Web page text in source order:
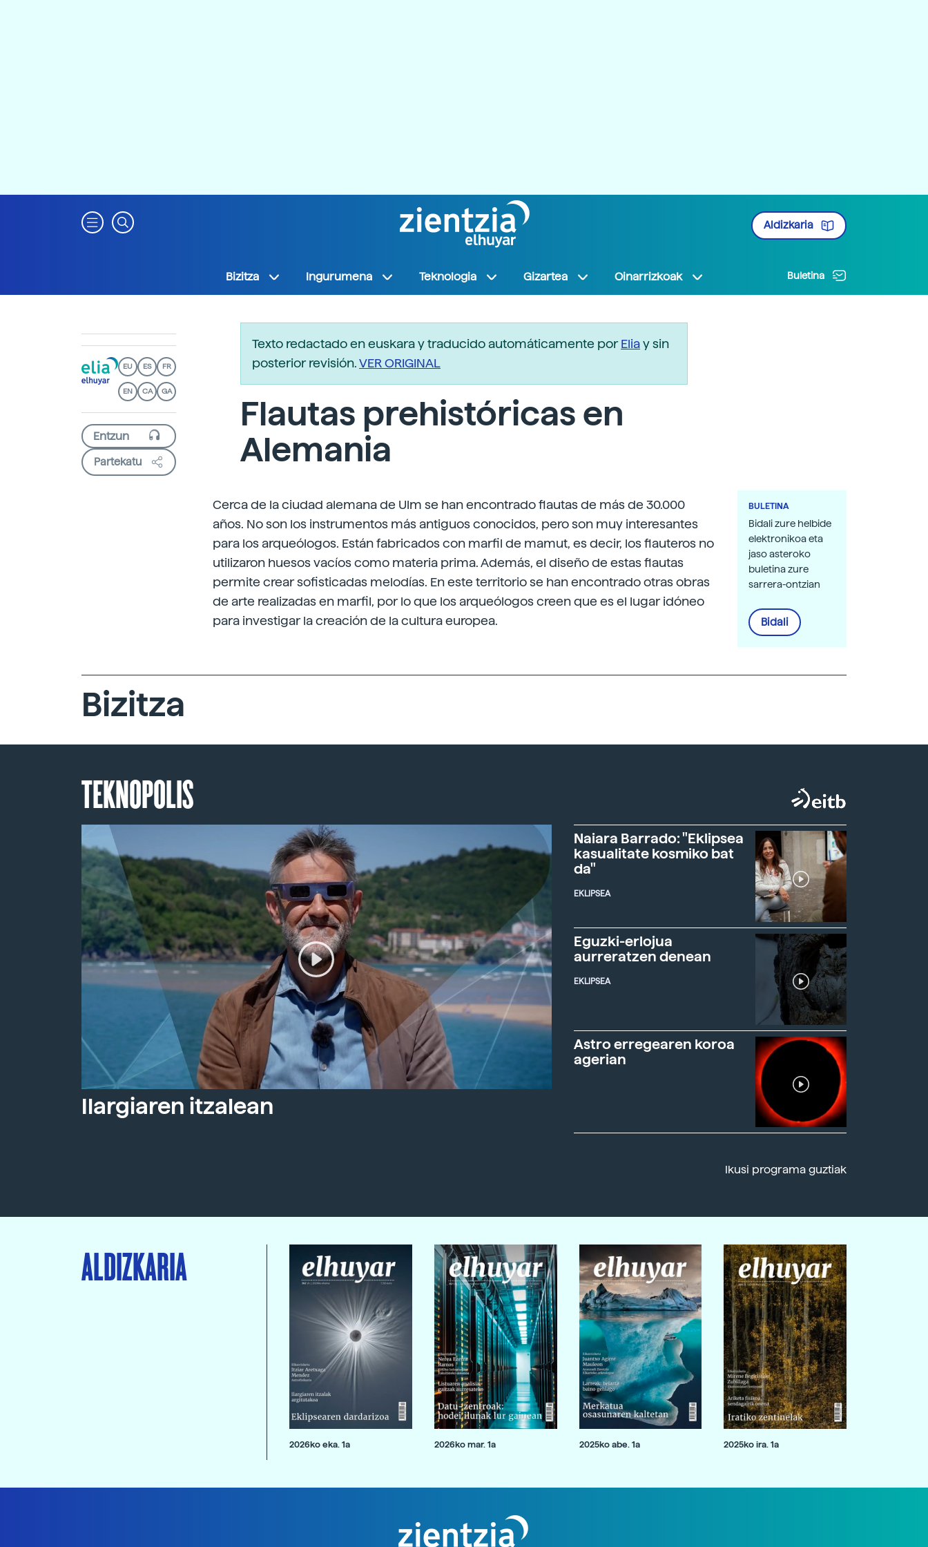
Aldizkaria
Bizitza Ingurumena Teknologia Gizartea Oinarrizkoak Buletina
EU ES FR
EN CA GA
Partekatu
Texto redactado en euskara y traducido automáticamente porEliay sin
posterior revisión.VER ORIGINAL
Flautas prehistóricas en
Alemania
Cerca de la ciudad alemana de Ulm se han encontrado flautas de más de 30.000
años. No son los instrumentos más antiguos conocidos, pero son muy interesantes
para los arqueólogos. Están fabricados con marfil de mamut, es decir, los flauteros no
utilizaron huesos vacíos como materia prima. Además, el diseño de estas flautas
permite crear sofisticadas melodías. En este territorio se han encontrado otras obras
de arte realizadas en marfil, por lo que los arqueólogos creen que es el lugar idóneo
para investigar la creación de la cultura europea.
BULETINA
Bidali zure helbide
elektronikoa eta
jaso asteroko
buletina zure
sarrera-ontzian
Bidali
Bizitza
TEKNOPOLIS
Ilargiaren itzalean
Naiara Barrado: "Eklipsea
kasualitate kosmiko bat
da"
EKLIPSEA
Eguzki-erlojua
aurreratzen denean
EKLIPSEA
Astro erregearen koroa
agerian
Ikusi programa guztiak
ALDIZKARIA
2026ko eka. 1a 2026ko mar. 1a 2025ko abe. 1a 2025ko ira. 1a